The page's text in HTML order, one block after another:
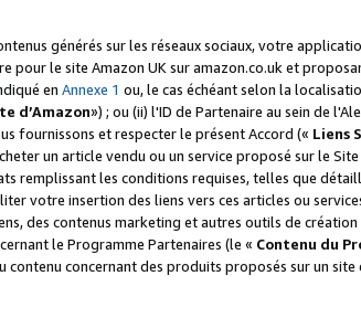
générés sur les réseaux sociaux, votre
le site Amazon UK sur amazon.co.uk et
en Annexe 1 ou, le cas échéant selon la
d’Amazon») ; ou (ii) l'ID de Partenaire au sein de
fournissons et respecter le présent Accord (« Liens
un article vendu ou un service proposé sur le
remplissant les conditions requises, telles que
votre insertion des liens vers ces articles ou
des contenus marketing et autres outils de
le Programme Partenaires (le « Contenu du
concernant des produits proposés sur un site